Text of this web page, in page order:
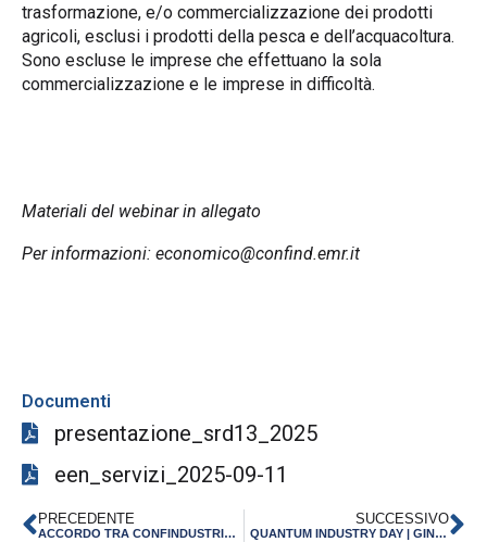
trasformazione, e/o commercializzazione dei prodotti
agricoli, esclusi i prodotti della pesca e dell’acquacoltura.
Sono escluse le imprese che effettuano la sola
commercializzazione e le imprese in difficoltà.
Materiali del webinar in allegato
Per informazioni: economico@confind.emr.it
Documenti
presentazione_srd13_2025
een_servizi_2025-09-11
PRECEDENTE
ACCORDO TRA CONFINDUSTRIA E INTESA SANPAOLO: 15 MILIARDI DI EURO ALLE IMPRESE DELL’EMILIA-ROMAGNA PER INVESTIMENTI, INNOVAZIONE E CREDITO
SUCCESSIVO
QUANTUM INDUSTRY DAY | GINEVRA 14 OTTOBRE 2025